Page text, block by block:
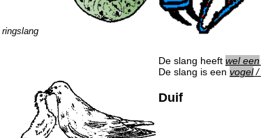
ringslang
De slang heeft wel een
De slang is een vogel/
Duif